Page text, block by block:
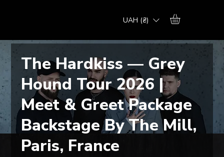
UAH (₴)
The Hardkiss — Grey
Hound Tour 2026 |
Meet & Greet Package
Backstage By The Mill,
Paris, France